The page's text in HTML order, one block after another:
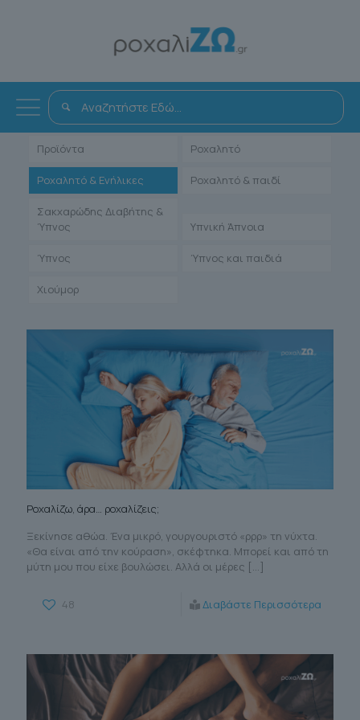
Αντιμετώπιση
Άρθρα Γιατρών Ενηλίκων
Μαρτυρίες Ιατρών
Προϊόντα Ροχαλητό
Ροχαλητό & Ενήλικες Ροχαλητό & παιδί
Σακχαρώδης Διαβήτης &
Ύπνος
Υπνική Άπνοια
Ύπνος Ύπνος και παιδιά
Χιούμορ
Ροχαλίζω, άρα… ροχαλίζεις;
Ξεκίνησε αθώα. Ένα μικρό, γουργουριστό «ρρρ» τη νύχτα.
«Θα είναι από την κούραση», σκέφτηκα. Μπορεί και από τη
μύτη μου που είχε βουλώσει. Αλλά οι μέρες […]
48 Διαβάστε Περισσότερα